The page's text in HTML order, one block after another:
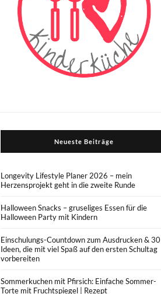
Neueste Beiträge
Longevity Lifestyle Planer 2026 – mein
Herzensprojekt geht in die zweite Runde
Halloween Snacks – gruseliges Essen für die
Halloween Party mit Kindern
Einschulungs-Countdown zum Ausdrucken & 30
Ideen, die mit viel Spaß auf den ersten Schultag
vorbereiten
Sommerkuchen mit Pfirsich: Einfache Sommer-
Torte mit Fruchtspiegel | Rezept